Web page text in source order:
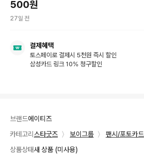
500원
27일 전
결제혜택
토스페이로 결제시 5천원 즉시 할인
삼성카드 링크 10% 청구할인
브랜드에이티즈
카테고리 스타굿즈 〉 보이그룹 〉
팬시/포토카드
상품상태새 상품 (미사용)